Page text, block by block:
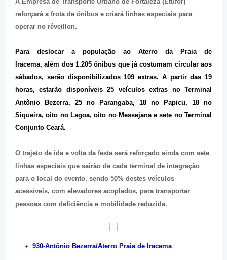
reforçará a frota de ônibus e criará linhas especiais para
operar no réveillon.
Para deslocar a população ao Aterro da Praia de
Iracema, além dos 1.205 ônibus que já costumam circular aos
sábados, serão disponibilizados 109 extras. A partir das 19
horas, estarão disponíveis 25 veículos extras no Terminal
Antônio Bezerra, 25 no Parangaba, 18 no Papicu, 18 no
Siqueira, oito no Lagoa, oito no Messejana e sete no Terminal
Conjunto Ceará.
O trajeto de ida e volta da festa será reforçado ainda com sete
linhas especiais que sairão de cada terminal de integração
para o local do evento, sendo 50% destes veículos
acessíveis, com elevadores acoplados, para transportar
pessoas com deficiência e mobilidade reduzida.
930-Antônio Bezerra/Aterro Praia de Iracema